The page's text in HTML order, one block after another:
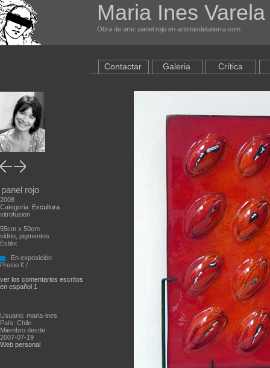
Maria Ines
Obra de arte: panel rojo en artistasdelatierra.com
panel rojo
2008
Categoria: Escultura
vitrofusion
55cm x 50cm
vidrio, pigmentos
Estilo:
En exposición
Precio € /
ver los comentarios escritos
en español 1
Usuario: maria-ines
País: Chile
Miembro desde:
2007-07-19
Web personal
Contactar Galeria Crítica